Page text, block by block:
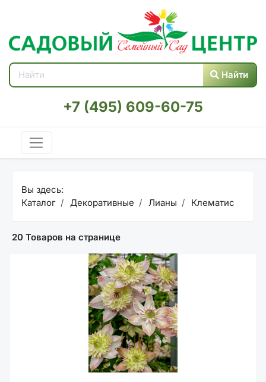
Найти
+7 (495) 609-60-75
Вы здесь:
Каталог
Декоративные Лианы Клематис
20 Товаров на странице